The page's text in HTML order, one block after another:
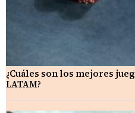
¿Cuáles son los mejores
LATAM?